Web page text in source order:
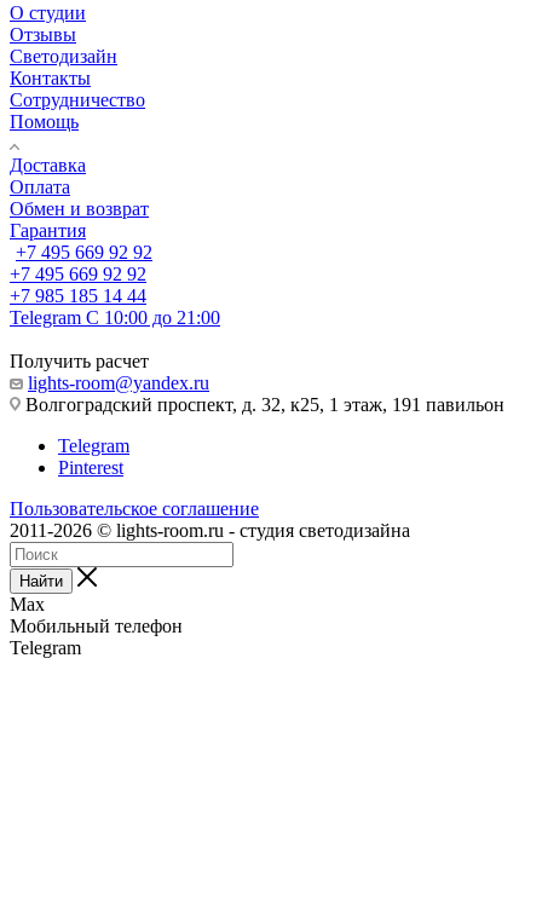
О студии
Отзывы
Светодизайн
Контакты
Сотрудничество
Помощь
Доставка
Оплата
Обмен и возврат
Гарантия
+7 495 669 92 92
+7 495 669 92 92
+7 985 185 14 44
Telegram С 10:00 до 21:00
Получить расчет
lights-room@yandex.ru
Волгоградский проспект, д. 32, к25, 1 этаж, 191 павильон
Telegram
Pinterest
Пользовательское соглашение
2011-2026 © lights-room.ru - студия светодизайна
Найти
Max
Мобильный телефон
Telegram